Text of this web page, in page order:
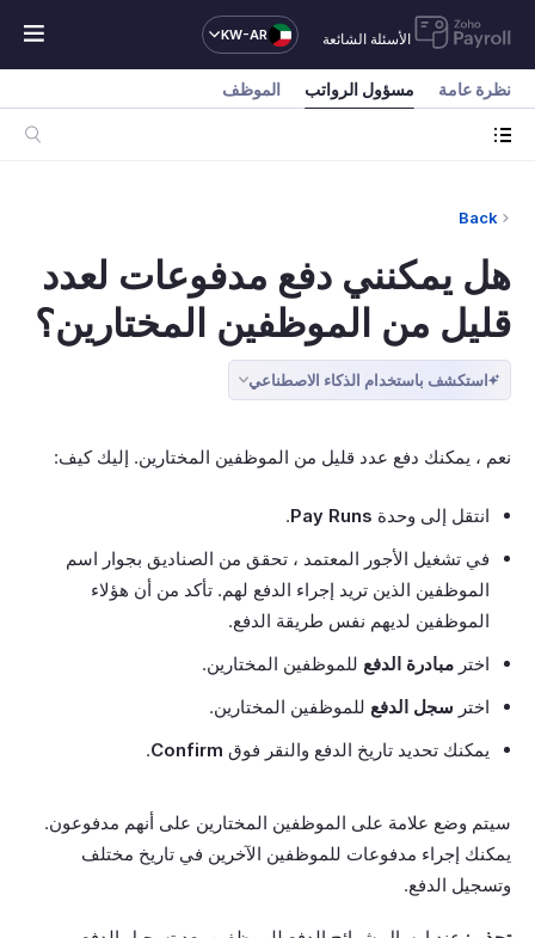
الأسئلة الشائعة KW-AR
نظرة عامة مسؤول الرواتب الموظف
Back
هل يمكنني دفع مدفوعات لعدد
قليل من الموظفين المختارين؟
استكشف باستخدام الذكاء الاصطناعي
نعم ، يمكنك دفع عدد قليل من الموظفين المختارين. إليك كيف:
انتقل إلى وحدة Pay Runs
.
في تشغيل الأجور المعتمد ، تحقق من الصناديق بجوار اسم
الموظفين الذين تريد إجراء الدفع لهم. تأكد من أن هؤلاء
الموظفين لديهم نفس طريقة الدفع.
اختر مبادرة الدفع للموظفين المختارين.
اختر سجل الدفع للموظفين المختارين.
يمكنك تحديد تاريخ الدفع والنقر فوق Confirm
.
سيتم وضع علامة على الموظفين المختارين على أنهم مدفوعون.
يمكنك إجراء مدفوعات للموظفين الآخرين في تاريخ مختلف
وتسجيل الدفع.